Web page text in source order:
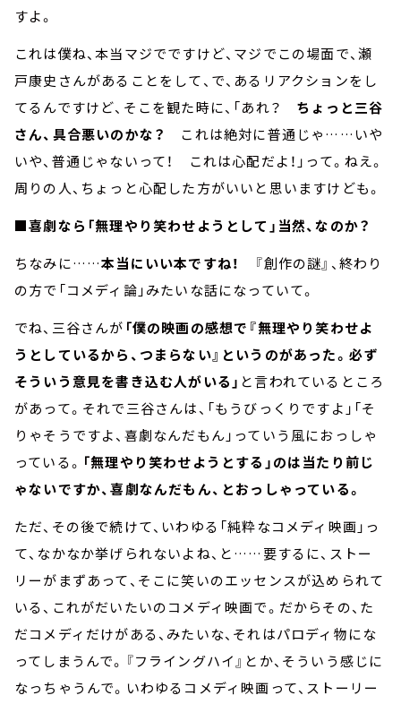
すよ。
これは僕ね、本当マジでですけど、マジでこの場面で、瀬
戸康史さんがあることをして、で、あるリアクションをし
てるんですけど、そこを観た時に、「あれ？ ちょっと三谷
さん、具合悪いのかな？
これは絶対に普通じゃ……いや
いや、普通じゃないって！ これは心配だよ！」って。ねえ。
周りの人、ちょっと心配した方がいいと思いますけども。
■喜劇なら「無理やり笑わせようとして」当然、なのか？
ちなみに……本当にいい本ですね！
『創作の謎』、終わり
の方で「コメディ論」みたいな話になっていて。
でね、三谷さんが 「僕の映画の感想で『無理やり笑わせよ
うとしているから、つまらない』というのがあった。必ず
そういう意見を書き込む人がいる」 と言われているところ
があって。それで三谷さんは、「もうびっくりですよ」「そ
りゃそうですよ、喜劇なんだもん」っていう風におっしゃ
っている。 「無理やり笑わせようとする」のは当たり前じ
ゃないですか、喜劇なんだもん、とおっしゃっている。
ただ、その後で続けて、いわゆる「純粋なコメディ映画」っ
て、なかなか挙げられないよね、と……要するに、ストー
リーがまずあって、そこに笑いのエッセンスが込められて
いる、これがだいたいのコメディ映画で。だからその、た
だコメディだけがある、みたいな、それはパロディ物にな
ってしまうんで。『フライングハイ』とか、そういう感じに
なっちゃうんで。いわゆるコメディ映画って、ストーリー